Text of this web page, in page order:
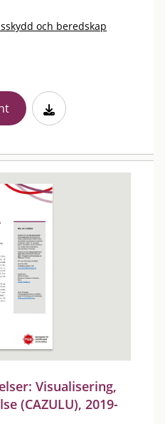
och beredskap
Visualisering,
(CAZULU), 2019-